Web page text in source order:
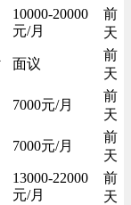
10000-20000
元/月
前
天
面议
前
天
7000元/月
前
天
7000元/月
前
天
13000-22000
元/月
前
天